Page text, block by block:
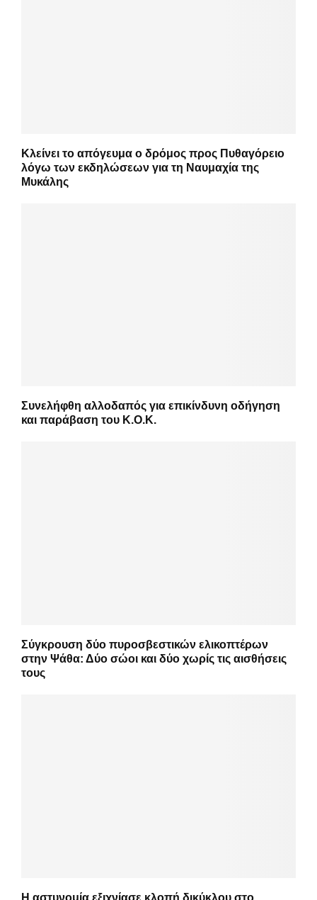
Κλείνει το απόγευμα ο δρόμος προς Πυθαγόρειο
λόγω των εκδηλώσεων για τη Ναυμαχία της
Μυκάλης
Συνελήφθη αλλοδαπός για επικίνδυνη οδήγηση
και παράβαση του Κ.Ο.Κ.
Σύγκρουση δύο πυροσβεστικών ελικοπτέρων
στην Ψάθα: Δύο σώοι και δύο χωρίς τις αισθήσεις
τους
Η αστυνομία εξιχνίασε κλοπή δικύκλου στο